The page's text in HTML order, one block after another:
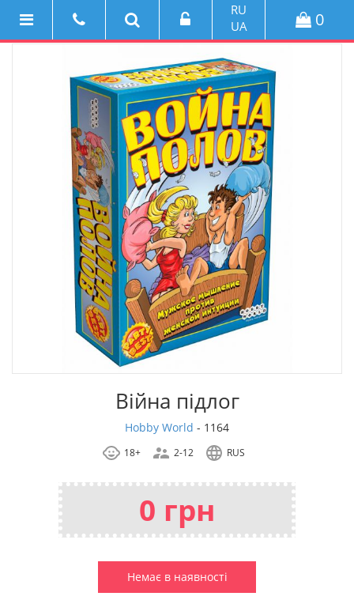
RU
UA
0
Війна підлог
Hobby World - 1164
18+ 2-12 RUS
0 грн
Немає в наявності